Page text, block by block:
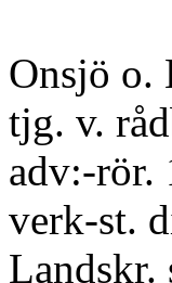
Onsjö o.
tjg. v.
adv:-rör.
verk-st.
Landskr.